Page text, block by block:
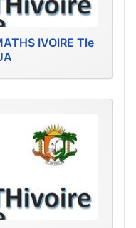
IVOIRE Tle